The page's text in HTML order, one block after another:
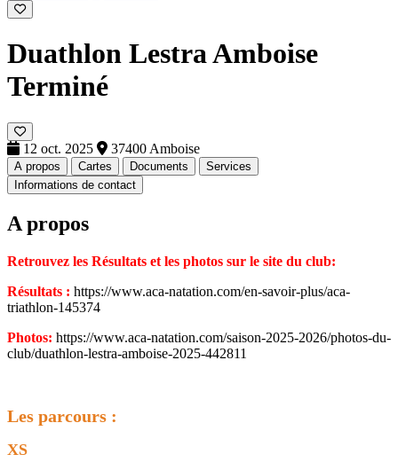
Duathlon Lestra Amboise
Terminé
12 oct. 2025 37400 Amboise
A propos Cartes Documents
Services
Informations de contact
A propos
Retrouvez les Résultats et les photos sur le site du club:
Résultats : https://www.aca-natation.com/en-savoir-plus/aca-
triathlon-145374
Photos: https://www.aca-natation.com/saison-2025-2026/photos-du-
club/duathlon-lestra-amboise-2025-442811
Les parcours :
XS